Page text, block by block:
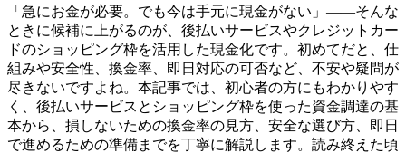
「急にお金が必要。でも今は手元に現金がない」——そんな
ときに候補に上がるのが、後払いサービスやクレジットカー
ドのショッピング枠を活用した現金化です。初めてだと、仕
組みや安全性、換金率、即日対応の可否など、不安や疑問が
尽きないですよね。本記事では、初心者の方にもわかりやす
く、後払いサービスとショッピング枠を使った資金調達の基
本から、損しないための換金率の見方、安全な選び方、即日
で進めるための準備までを丁寧に解説します。読み終えた頃